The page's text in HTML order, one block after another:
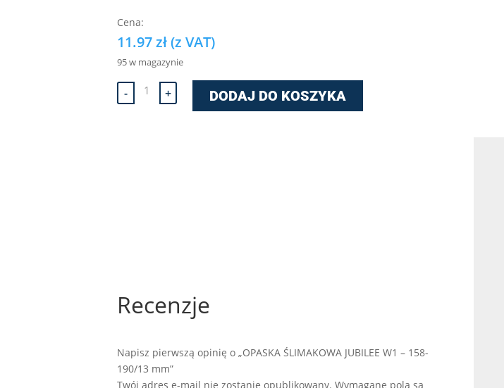
11.97zł (z VAT)
95 w magazynie
- ilość
OPASKA
ŚLIMAKOWA
+ DODAJ DO KOSZYKA
Recenzje
Napisz pierwszą opinię o „OPASKA ŚLIMAKOWA JUBILEE W1 – 158-
190/13 mm”
Twój adres e-mail nie zostanie opublikowany. Wymagane pola są